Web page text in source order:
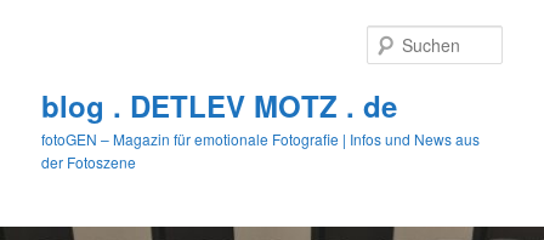
blog . DETLEV MOTZ . de
fotoGEN – Magazin für emotionale Fotografie | Infos und News aus
der Fotoszene